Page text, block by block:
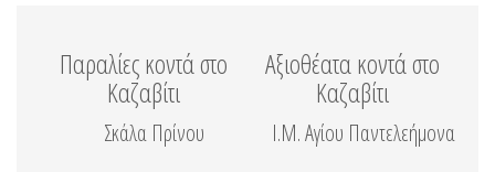
Παραλίες κοντά στο
Καζαβίτι
Σκάλα Πρίνου
Αξιοθέατα κοντά στο
Καζαβίτι
Ι.Μ. Αγίου Παντελεήμονα